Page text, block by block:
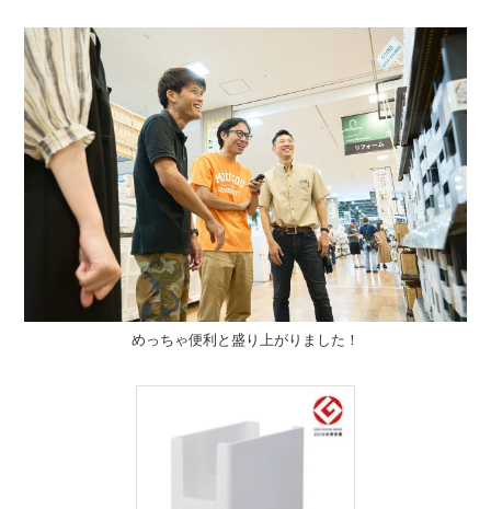
めっちゃ便利と盛り上がりました！